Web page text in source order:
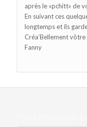
après le «pchitt» de
En suivant ces
longtemps et ils
Créa’Bellement vôtre
Fanny